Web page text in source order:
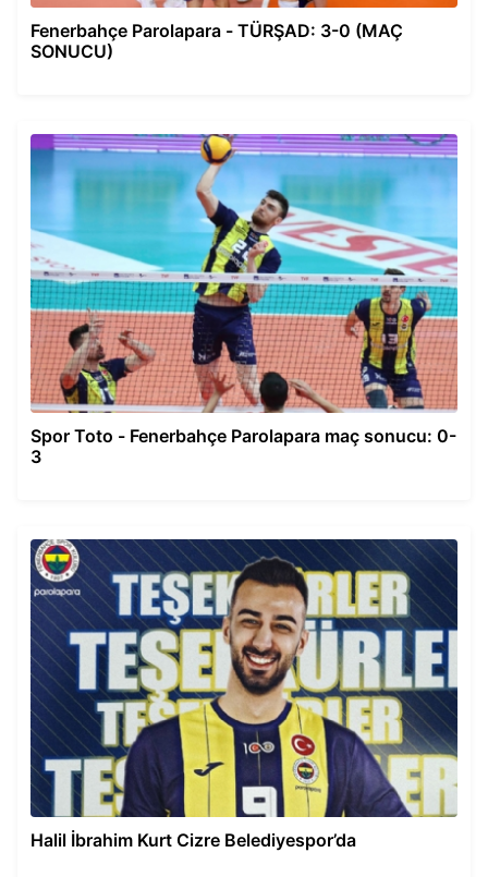
Fenerbahçe Parolapara - TÜRŞAD: 3-0 (MAÇ
SONUCU)
Spor Toto - Fenerbahçe Parolapara maç sonucu: 0-
3
Halil İbrahim Kurt Cizre Belediyespor’da